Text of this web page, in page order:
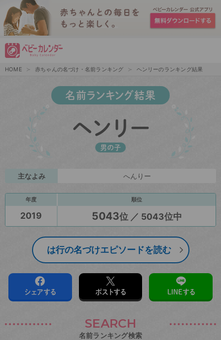
HOME 赤ちゃんの名づけ・名前ランキング ヘンリーのランキング結果
名前ランキング結果
ヘンリー
男の子
主なよみ へんりー
年度 順位
2019 5043位 ／ 5043位中
は行の名づけエピソードを読む
シェアする ポストする LINEする
SEARCH
名前ランキング検索